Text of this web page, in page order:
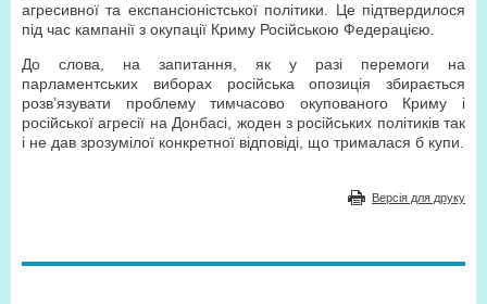
агресивної та експансіоністської політики. Це підтвердилося
під час кампанії з окупації Криму Російською Федерацією.
До слова, на запитання, як у разі перемоги на
парламентських виборах російська опозиція збирається
розв’язувати проблему тимчасово окупованого Криму і
російської агресії на Донбасі, жоден з російських політиків так
і не дав зрозумілої конкретної відповіді, що трималася б купи.
Версія для друку